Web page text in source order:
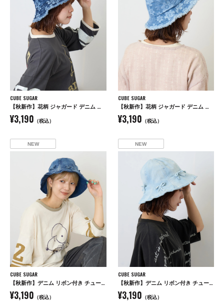
CUBE SUGAR
【秋新作】花柄 ジャガード デニム ハット
¥3,190 （税込）
CUBE SUGAR
【秋新作】花柄 ジャガード デニム ハット
¥3,190 （税込）
NEW
CUBE SUGAR
【秋新作】デニム リボン付き チューリップハット
¥3,190 （税込）
NEW
CUBE SUGAR
【秋新作】デニム リボン付き チューリップハット
¥3,190 （税込）